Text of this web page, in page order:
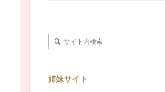
姉妹サイト